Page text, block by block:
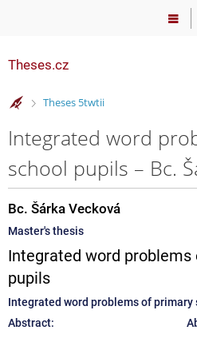
Theses.cz
>
Theses 5twtii
Integrated word
school pupils – Bc.
Bc. Šárka Vecková
Master's thesis
Integrated word problems
pupils
Integrated word problems of primary
Abstract: